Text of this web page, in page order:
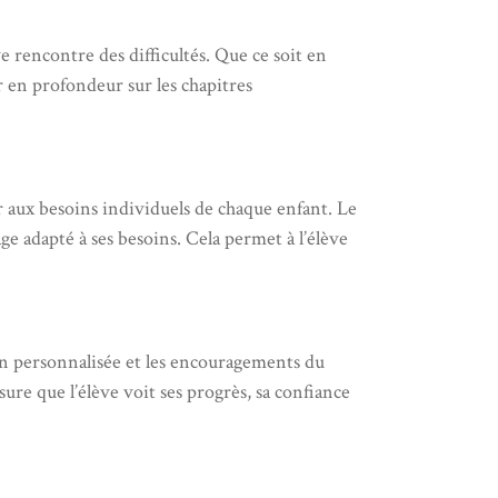
rencontre des difficultés. Que ce soit en
en profondeur sur les chapitres
besoins individuels de chaque enfant. Le
à ses besoins. Cela permet à l’élève
et les encouragements du
que l’élève voit ses progrès, sa confiance